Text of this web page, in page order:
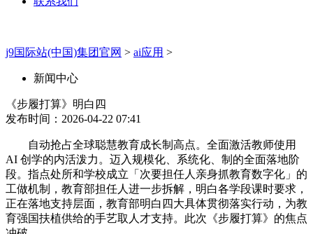
j9国际站(中国)集团官网 > ai应用 >
新闻中心
《步履打算》明白四
发布时间：2026-04-22 07:41
自动抢占全球聪慧教育成长制高点。全面激活教师使用
AI 创学的内活泼力。迈入规模化、系统化、制的全面落地阶
段。指点处所和学校成立「次要担任人亲身抓教育数字化」的
工做机制，教育部担任人进一步拆解，明白各学段课时要求，
正在落地支持层面，教育部明白四大具体贯彻落实行动，为教
育强国扶植供给的手艺取人才支持。此次《步履打算》的焦点